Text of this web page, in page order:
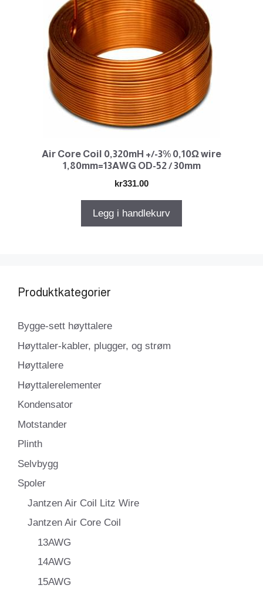
Air Core Coil 0,320mH +/-3% 0,10Ω wire
1,80mm=13AWG OD-52 / 30mm
kr331.00
Legg i handlekurv
Produktkategorier
Bygge-sett høyttalere
Høyttaler-kabler, plugger, og strøm
Høyttalere
Høyttalerelementer
Kondensator
Motstander
Plinth
Selvbygg
Spoler
Jantzen Air Coil Litz Wire
Jantzen Air Core Coil
13AWG
14AWG
15AWG